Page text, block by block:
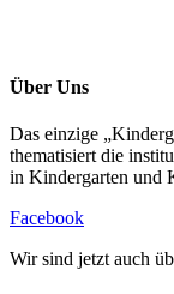
Über Uns
Das einzige
thematisiert die
in Kindergarten und
Facebook
Wir sind jetzt auch